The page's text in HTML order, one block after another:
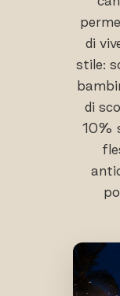
di
stile:
di
10%